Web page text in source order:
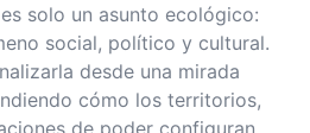
solo un asunto ecológico:
social, político y cultural.
desde una mirada
cómo los territorios,
de poder configuran